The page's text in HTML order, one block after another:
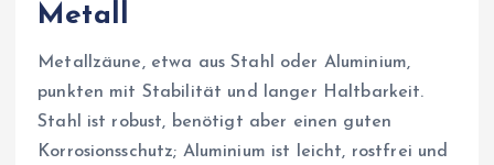
Metall
Metallzäune, etwa aus Stahl oder Aluminium,
punkten mit Stabilität und langer Haltbarkeit.
Stahl ist robust, benötigt aber einen guten
Korrosionsschutz; Aluminium ist leicht, rostfrei und